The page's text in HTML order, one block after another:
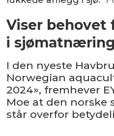
Viser behovet
i
I den nyeste
Norwegian
2024», fremhever
Moe at den
står overfor